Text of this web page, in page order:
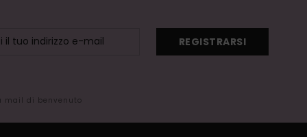
REGISTRARSI
mail di benvenuto